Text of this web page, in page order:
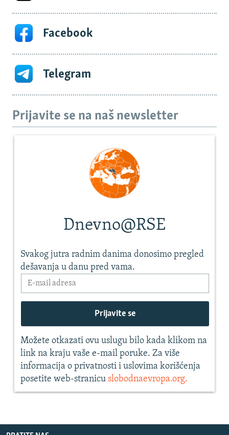
Facebook
Telegram
Prijavite se na naš newsletter